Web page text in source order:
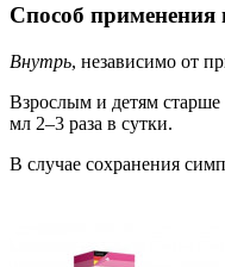
Способ применения
Внутрь, независимо от
Взрослым и детям старше
мл 2–3 раза в сутки.
В случае сохранения